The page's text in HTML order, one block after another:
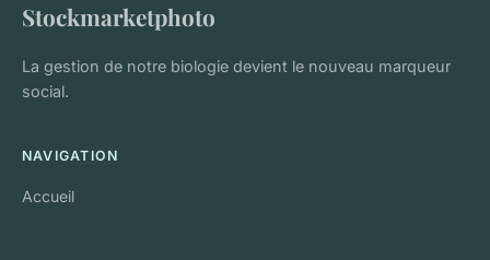
Stockmarketphoto
La gestion de notre biologie devient le nouveau marqueur
social.
NAVIGATION
Accueil